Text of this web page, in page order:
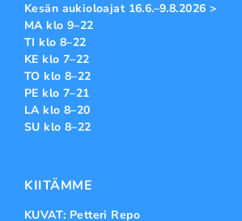
Kesän aukioloajat 16.6.–9.8.2026 >
MA klo 9–22
TI klo 8–22
KE klo 7–22
TO klo 8–22
PE klo 7–21
LA klo 8–20
SU klo 8–22
KIITÄMME
KUVAT: Petteri Repo